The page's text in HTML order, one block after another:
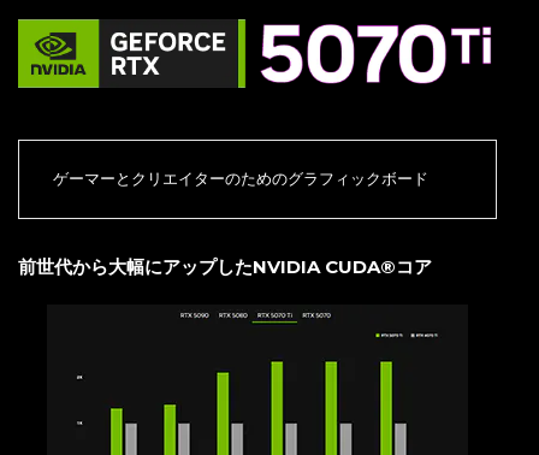
ゲーマーとクリエイターのためのグラフィックボード
前世代から大幅にアップしたNVIDIA CUDA®コア